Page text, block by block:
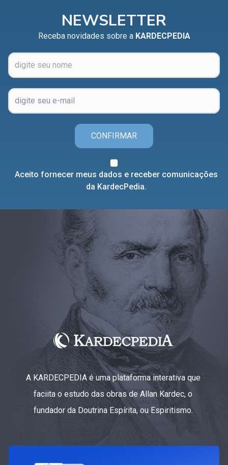
Capítulo XXV — Buscai e achareis
Capítulo XXVI — Dai gratuitamente o que
gratuitamente recebestes
▸
Capítulo XXVIII — Coletânea de preces espíritas ▸
NEWSLETTER
Receba novidades sobre a KARDECPEDIA
CONFIRMAR
Aceito fornecer meus dados e receber comunicações
da KardecPedia.
A KARDECPEDIA é uma plataforma interativa que
faciita o estudo das obras de Allan Kardec, o
fundador da Doutrina Espírita, ou Espiritismo.